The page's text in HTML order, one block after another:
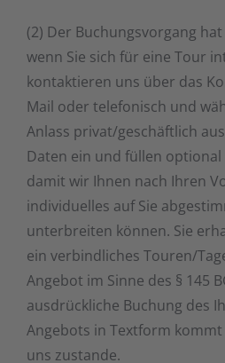
(2) Der Buchungsvorgang
wenn Sie sich für eine Tour
kontaktieren uns über das
Mail oder telefonisch und
Anlass privat/geschäftlich
Daten ein und füllen optional
damit wir Ihnen nach Ihren
individuelles auf Sie
unterbreiten können. Sie
ein verbindliches Touren/
Angebot im Sinne des § 145
ausdrückliche Buchung des
Angebots in Textform
uns zustande.